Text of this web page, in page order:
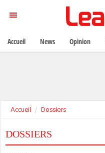
Accueil Dossiers
DOSSIERS
Accueil News Opinion